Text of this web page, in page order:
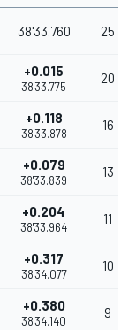
38'33.760 25
+0.015
38'33.775
20
+0.118
38'33.878
16
+0.079
38'33.839
13
+0.204
38'33.964
11
+0.317
38'34.077
10
+0.380
38'34.140
9